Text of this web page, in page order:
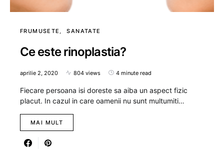
FRUMUSETE SANATATE
Ce este rinoplastia?
aprilie 2, 2020 804 views 4 minute read
Fiecare persoana isi doreste sa aiba un aspect fizic
placut. In cazul in care oamenii nu sunt multumiti…
MAI MULT